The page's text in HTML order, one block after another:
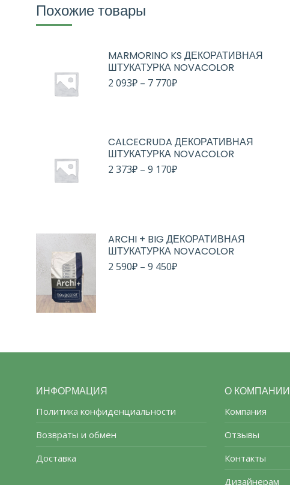
Похожие товары
MARMORINO KS ДЕКОРАТИВНАЯ
ШТУКАТУРКА NOVACOLOR
2 093₽ – 7 770₽
CALCECRUDA ДЕКОРАТИВНАЯ
ШТУКАТУРКА NOVACOLOR
2 373₽ – 9 170₽
ARCHI + BIG ДЕКОРАТИВНАЯ
ШТУКАТУРКА NOVACOLOR
2 590₽ – 9 450₽
ИНФОРМАЦИЯ
Политика конфиденциальности
Возвраты и обмен
Доставка
О КОМПАНИИ
Компания
Отзывы
Контакты
Дизайнерам